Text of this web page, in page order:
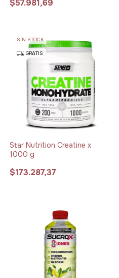
$57.981,69
SIN STOCK
GRATIS
Star Nutrition Creatine x
1000 g
$173.287,37